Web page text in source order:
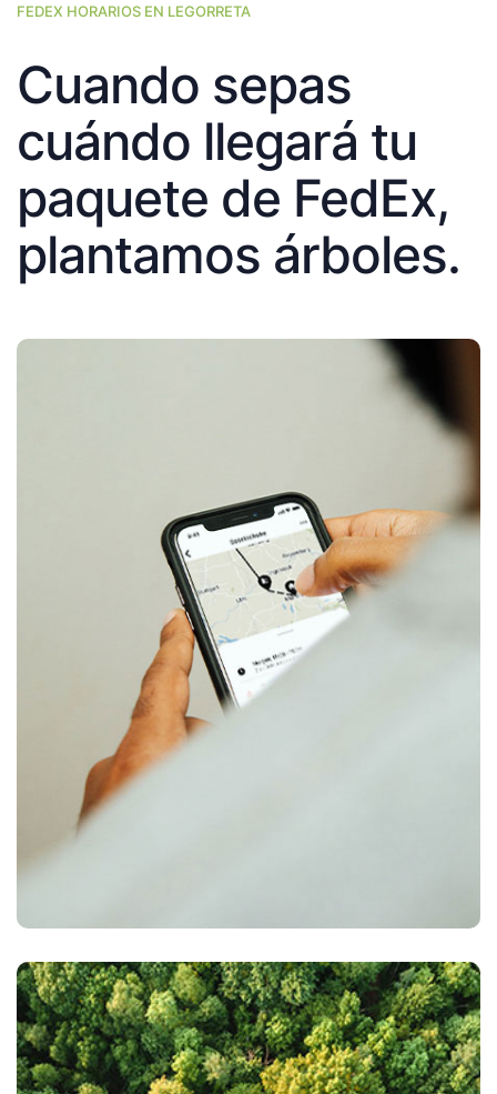
FEDEX HORARIOS EN LEGORRETA
Cuando sepas
cuándo llegará tu
paquete de FedEx,
plantamos árboles.